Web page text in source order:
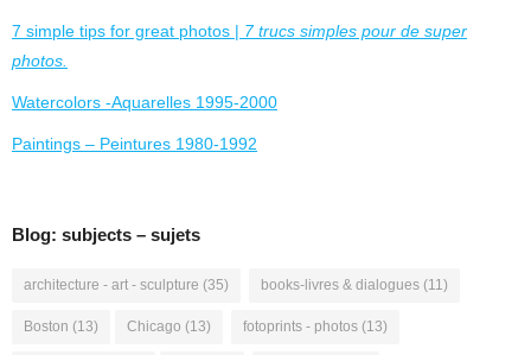
7 simple tips for great photos | 7 trucs simples pour de super
photos.
Watercolors -Aquarelles 1995-2000
Paintings – Peintures 1980-1992
Blog: subjects – sujets
architecture - art - sculpture (35) books-livres & dialogues (11)
Boston (13) Chicago (13) fotoprints - photos (13)